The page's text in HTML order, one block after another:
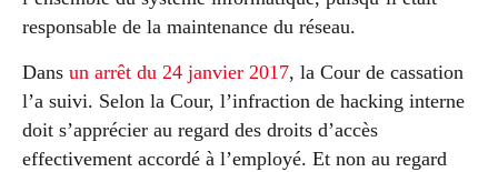
responsable de la maintenance du réseau.
Dans un arrêt du 24 janvier 2017, la Cour de cassation
l’a suivi. Selon la Cour, l’infraction de hacking interne
doit s’apprécier au regard des droits d’accès
effectivement accordé à l’employé. Et non au regard